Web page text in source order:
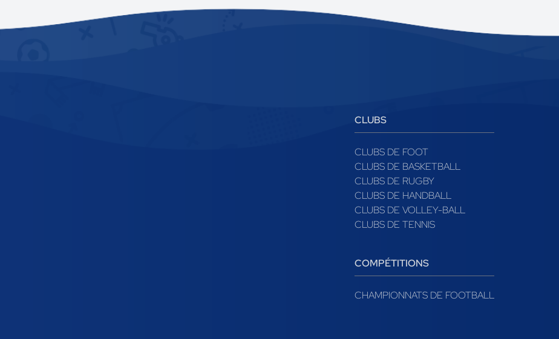
CLUBS
CLUBS DE FOOT
CLUBS DE BASKETBALL
CLUBS DE RUGBY
CLUBS DE HANDBALL
CLUBS DE VOLLEY-BALL
CLUBS DE TENNIS
COMPÉTITIONS
CHAMPIONNATS DE FOOTBALL